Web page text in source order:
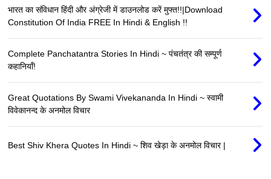
भारत का संविधान हिंदी और अंग्रेजी में डाउनलोड करें मुफ्त!!|Download
Constitution Of India FREE In Hindi & English !!
Complete Panchatantra Stories In Hindi ~ पंचतंत्र की सम्पूर्ण
कहानियाँ!
Great Quotations By Swami Vivekananda In Hindi ~ स्वामी
विवेकानन्द के अनमोल विचार
Best Shiv Khera Quotes In Hindi ~ शिव खेड़ा के अनमोल विचार |